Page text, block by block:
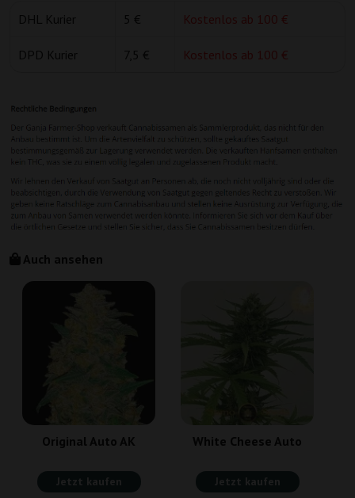
DHL Kurier 5 € Kostenlos ab 100 €
DPD Kurier 7,5 € Kostenlos ab 100 €
Auch ansehen
Original Auto AK
Jetzt kaufen
White Cheese Auto
Jetzt kaufen